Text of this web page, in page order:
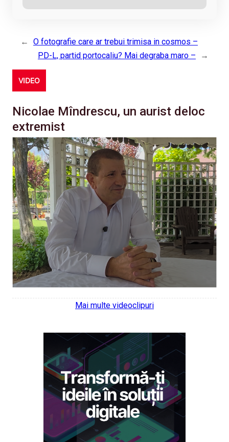
←
O fotografie care ar trebui trimisa in cosmos –
PD-L, partid portocaliu? Mai degraba maro –
→
VIDEO
Nicolae Mîndrescu, un aurist deloc
extremist
Mai multe videoclipuri